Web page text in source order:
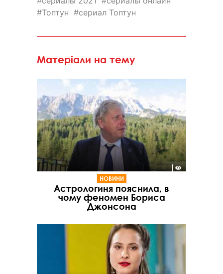
Топтун
сериал Топтун
Матеріали на тему
НОВИНИ
Астрологиня пояснила, в
чому феномен Бориса
Джонсона